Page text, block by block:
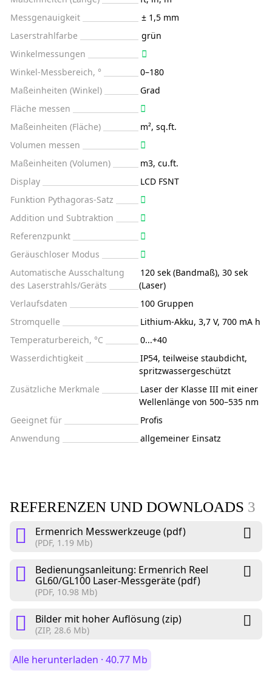
Messgenauigkeit
± 1,5 mm
Laserstrahlfarbe
grün
Winkelmessungen
Winkel-Messbereich, °
0–180
Maßeinheiten (Winkel)
Grad
Fläche messen
Maßeinheiten (Fläche)
m², sq.ft.
Volumen messen
Maßeinheiten (Volumen)
m3, cu.ft.
Display
LCD FSNT
Funktion Pythagoras-Satz
Addition und Subtraktion
Referenzpunkt
Geräuschloser Modus
Automatische Ausschaltung
des Laserstrahls/Geräts
120 sek (Bandmaß), 30 sek
(Laser)
Verlaufsdaten
100 Gruppen
Stromquelle
Lithium-Akku, 3,7 V, 700 mA h
Temperaturbereich, °C
0...+40
Wasserdichtigkeit
IP54, teilweise staubdicht,
spritzwassergeschützt
Zusätzliche Merkmale
Laser der Klasse III mit einer
Wellenlänge von 500–535 nm
Geeignet für
Profis
Anwendung
allgemeiner Einsatz
REFERENZEN UND DOWNLOADS 3
Ermenrich Messwerkzeuge (pdf)
(PDF, 1.19 Mb)
Bedienungsanleitung: Ermenrich Reel
GL60/GL100 Laser-Messgeräte (pdf)
(PDF, 10.98 Mb)
Bilder mit hoher Auflösung (zip)
(ZIP, 28.6 Mb)
Alle herunterladen · 40.77 Mb